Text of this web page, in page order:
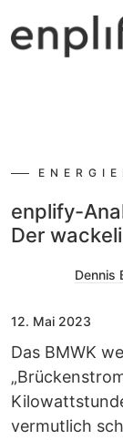
Filtern
enplify-
Der
Dennis
12. Mai 2023
Das BMWK
vermutlich